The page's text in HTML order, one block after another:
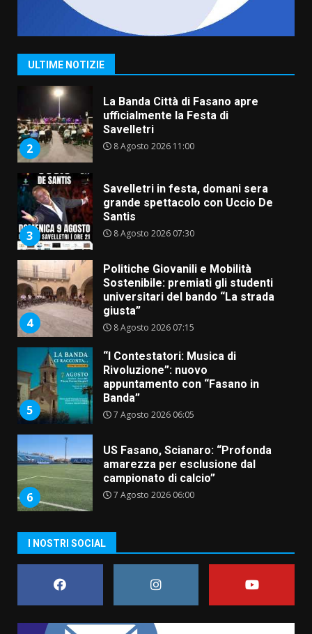
ULTIME NOTIZIE
1
Serie D, l’Us Fasano non molla e
conferma di voler ricorrere per
2
La Banda Città di Fasano apre
ufficialmente la Festa di
Savelletri
8 Agosto 2026 11:00
3
Savelletri in festa, domani sera
grande spettacolo con Uccio De
Santis
8 Agosto 2026 07:30
4
Politiche Giovanili e Mobilità
Sostenibile: premiati gli studenti
universitari del bando “La strada
giusta”
8 Agosto 2026 07:15
5
“I Contestatori: Musica di
Rivoluzione”: nuovo
appuntamento con “Fasano in
Banda”
7 Agosto 2026 06:05
6
US Fasano, Scianaro: “Profonda
amarezza per esclusione dal
campionato di calcio”
7 Agosto 2026 06:00
Fasanese ferito a colpi di arma
Serie D, l’Us Fasano non molla e
I NOSTRI SOCIAL